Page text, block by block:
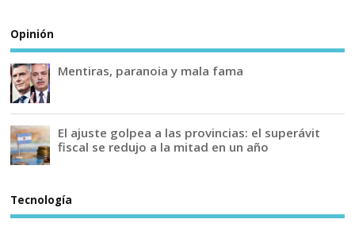
Opinión
Mentiras, paranoia y mala fama
El ajuste golpea a las provincias: el superávit
fiscal se redujo a la mitad en un año
Tecnología